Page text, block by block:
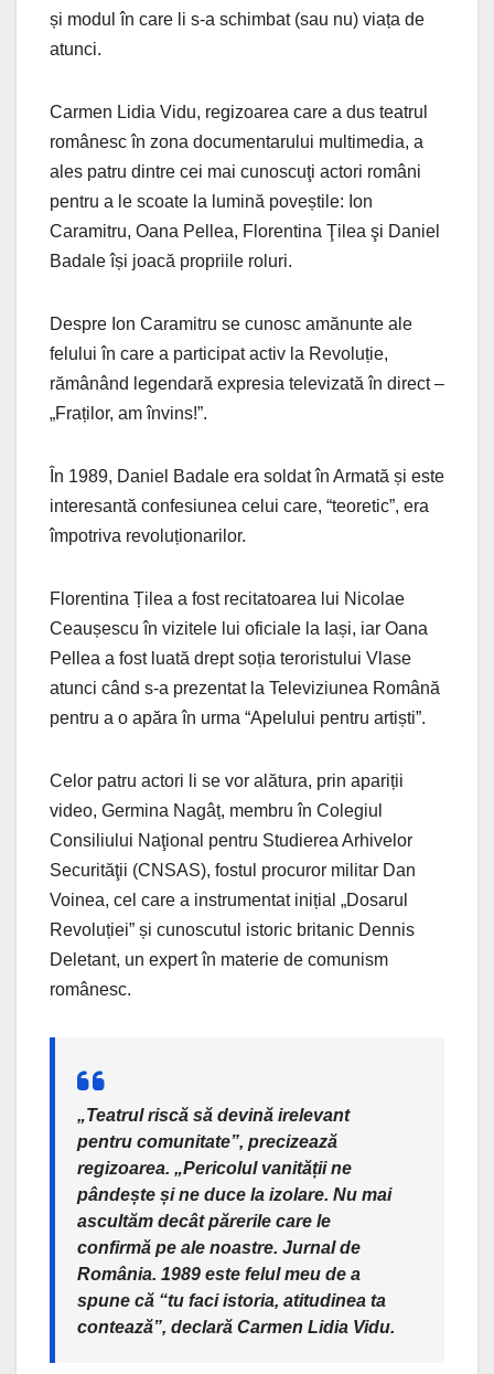
și modul în care li s-a schimbat (sau nu) viața de
atunci.
Carmen Lidia Vidu, regizoarea care a dus teatrul
românesc în zona documentarului multimedia, a
ales patru dintre cei mai cunoscuţi actori români
pentru a le scoate la lumină poveștile: Ion
Caramitru, Oana Pellea, Florentina Ţilea şi Daniel
Badale își joacă propriile roluri.
Despre Ion Caramitru se cunosc amănunte ale
felului în care a participat activ la Revoluție,
rămânând legendară expresia televizată în direct –
„Fraților, am învins!”.
În 1989, Daniel Badale era soldat în Armată și este
interesantă confesiunea celui care, “teoretic”, era
împotriva revoluționarilor.
Florentina Țilea a fost recitatoarea lui Nicolae
Ceaușescu în vizitele lui oficiale la Iași, iar Oana
Pellea a fost luată drept soția teroristului Vlase
atunci când s-a prezentat la Televiziunea Română
pentru a o apăra în urma “Apelului pentru artiști”.
Celor patru actori li se vor alătura, prin apariții
video, Germina Nagâț, membru în Colegiul
Consiliului Naţional pentru Studierea Arhivelor
Securităţii (CNSAS), fostul procuror militar Dan
Voinea, cel care a instrumentat inițial „Dosarul
Revoluției” și cunoscutul istoric britanic Dennis
Deletant, un expert în materie de comunism
românesc.
„Teatrul riscă să devină irelevant
pentru comunitate”, precizează
regizoarea. „Pericolul vanității ne
pândește și ne duce la izolare. Nu mai
ascultăm decât părerile care le
confirmă pe ale noastre. Jurnal de
România. 1989 este felul meu de a
spune că “tu faci istoria, atitudinea ta
contează”, declară Carmen Lidia Vidu.